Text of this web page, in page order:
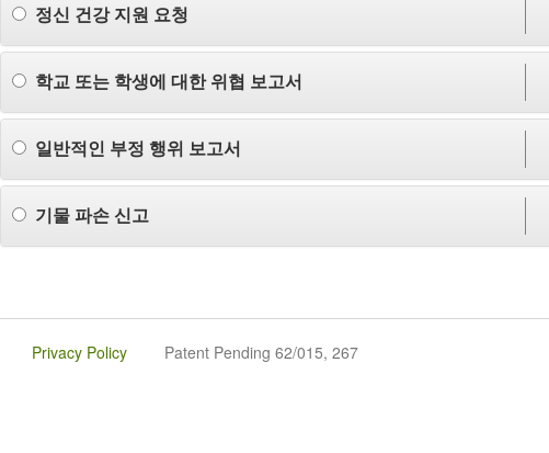
정신 건강 지원 요청
학교 또는 학생에 대한 위협 보고서
일반적인 부정 행위 보고서
기물 파손 신고
Privacy Policy Patent Pending 62/015, 267